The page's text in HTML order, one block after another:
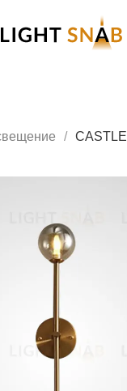
CASTLE